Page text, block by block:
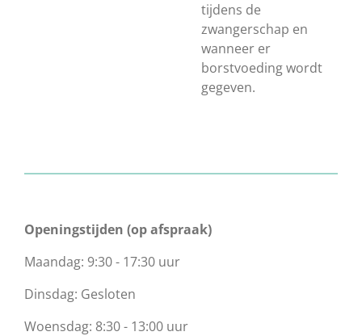
tijdens de
zwangerschap en
wanneer er
borstvoeding wordt
gegeven.
Openingstijden (op afspraak)
Maandag: 9:30 - 17:30 uur
Dinsdag: Gesloten
Woensdag: 8:30 - 13:00 uur